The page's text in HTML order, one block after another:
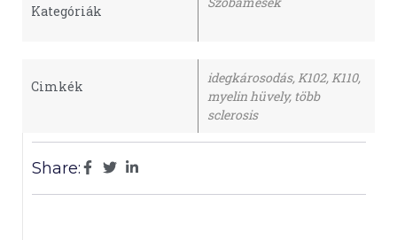
Kategóriák
Cimkék
idegkárosodás,K102,K110,
myelin hüvely, több
sclerosis
Share: